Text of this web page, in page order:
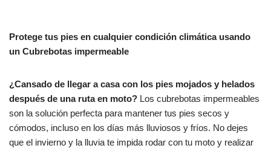
Protege tus pies en cualquier condición climática usando
un Cubrebotas impermeable
¿Cansado de llegar a casa con los pies mojados y helados
después de una ruta en moto? Los cubrebotas impermeables
son la solución perfecta para mantener tus pies secos y
cómodos, incluso en los días más lluviosos y fríos. No dejes
que el invierno y la lluvia te impida rodar con tu moto y realizar